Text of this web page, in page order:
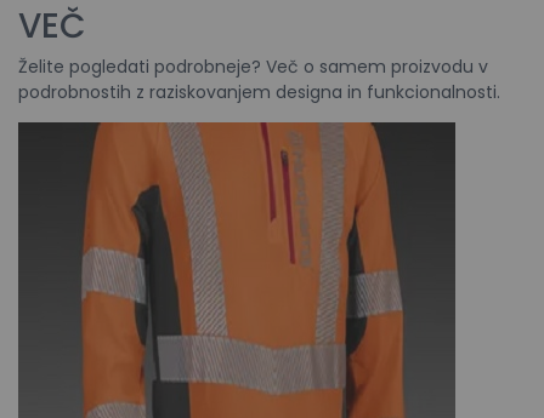
VEČ
Želite pogledati podrobneje? Več o samem proizvodu v
podrobnostih z raziskovanjem designa in funkcionalnosti.